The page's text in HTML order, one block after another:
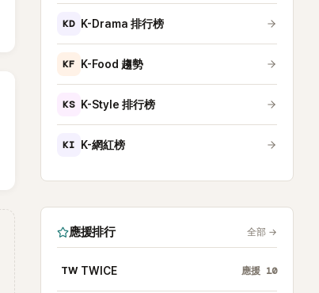
KD K-Drama 排行榜
KF K-Food 趨勢
KS K-Style 排行榜
KI K-網紅榜
應援排行 全部 →
TW TWICE 應援 10